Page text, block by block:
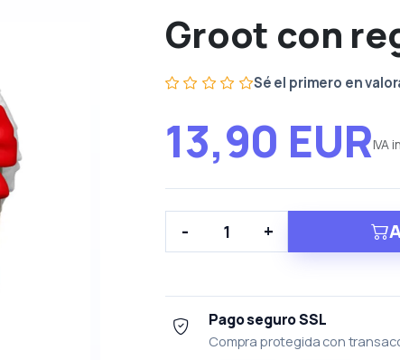
Groot con
Sé el primero en
13,90 EURIVA
- +
Pago seguro SSL
Compra protegida con